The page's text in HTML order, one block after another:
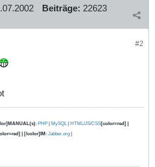
Beiträge: 22623
#2
: PHP | MySQL | HTML/JS/CSS[color=red] |
| [/color]IM: Jabber.org |